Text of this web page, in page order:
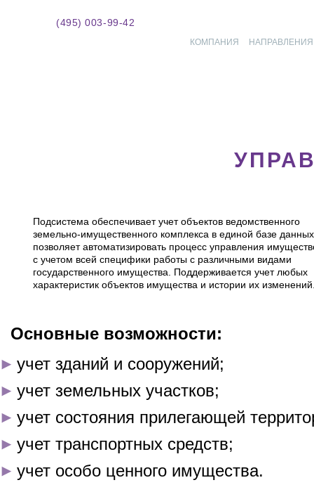
(495) 003-99-42
КОМПАНИЯ НАПРАВЛЕНИЯ
Подсистема обеспечивает учет объектов ведомственного
земельно-имущественного комплекса в единой базе
позволяет автоматизировать процесс управления
с учетом всей специфики работы с различными видами
государственного имущества. Поддерживается учет любых
характеристик объектов имущества и истории их
Основные возможности:
учет зданий и сооружений;
учет земельных участков;
учет состояния прилегающей
учет транспортных средств;
учет особо ценного имущества.